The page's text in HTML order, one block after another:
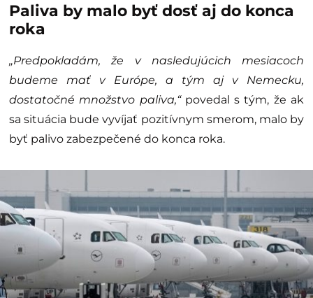
Paliva by malo byť dosť aj do konca
roka
„Predpokladám, že v nasledujúcich mesiacoch
budeme mať v Európe, a tým aj v Nemecku,
dostatočné množstvo paliva,“povedal s tým, že ak
sa situácia bude vyvíjať pozitívnym smerom, malo by
byť palivo zabezpečené do konca roka.